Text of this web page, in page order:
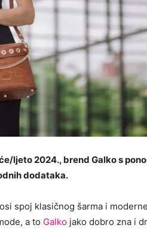
ljeto 2024., brend Galko s
dodataka.
spoj klasičnog šarma i
a to Galko jako dobro zna i